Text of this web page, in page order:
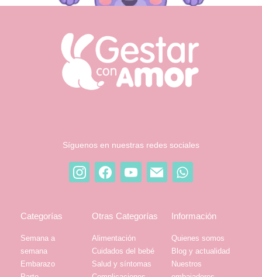
Síguenos en nuestras redes sociales
Categorías
Semana a
semana
Embarazo
Otras Categorías
Alimentación
Cuidados del bebé
Salud y síntomas
Información
Quienes somos
Blog y actualidad
Nuestros